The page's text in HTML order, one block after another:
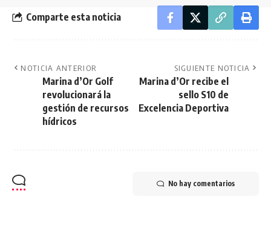
Comparte esta noticia
NOTICIA ANTERIOR
Marina d’Or Golf
revolucionará la
gestión de recursos
hídricos
SIGUIENTE NOTICIA
Marina d’Or recibe el
sello S10 de
Excelencia Deportiva
No hay comentarios